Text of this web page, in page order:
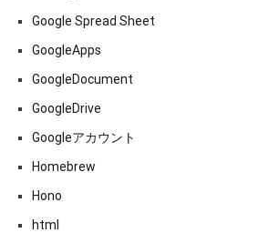
Google Spread Sheet
GoogleApps
GoogleDocument
GoogleDrive
Googleアカウント
Homebrew
Hono
html